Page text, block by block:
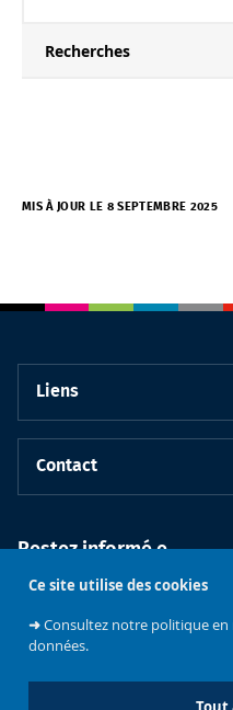
Ce site utilise des cookies
➜Consultez notre politique
données.
Recherches
MIS À JOUR LE 8 SEPTEMBRE 2025
Liens
Contact
Restez informé.e